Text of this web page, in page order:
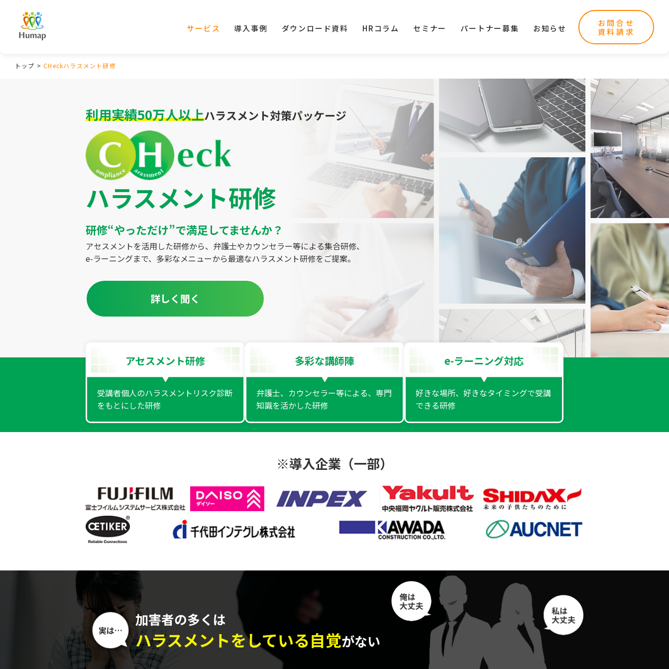
サービス 導入事例 ダウンロード資料 HRコラム セミナー パートナー募集 お知らせ
お問合せ
資料請求
トップ >CHeckハラスメント研修
利用実績50万人以上ハラスメント対策パッケージ
ハラスメント研修
研修“やっただけ”で満足してませんか？
アセスメントを活用した研修から、弁護士やカウンセラー等による集合研修、
e-ラーニングまで、多彩なメニューから最適なハラスメント研修をご提案。
詳しく聞く
アセスメント研修
受講者個人のハラスメントリスク診断
をもとにした研修
多彩な講師陣
弁護士、カウンセラー等による、専門
知識を活かした研修
e-ラーニング対応
好きな場所、好きなタイミングで受講
できる研修
※導入企業（一部）
実は…
加害者の多くは
ハラスメントをしている自覚がない